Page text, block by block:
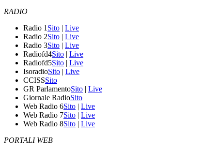
RADIO
Radio 1 Sito | Live
Radio 2Sito | Live
Radio 3Sito | Live
Radiofd4Sito | Live
Radiofd5Sito | Live
IsoradioSito | Live
CCISSSito
GR ParlamentoSito | Live
Giornale RadioSito
Web Radio 6Sito | Live
Web Radio 7Sito | Live
Web Radio 8Sito | Live
PORTALI WEB